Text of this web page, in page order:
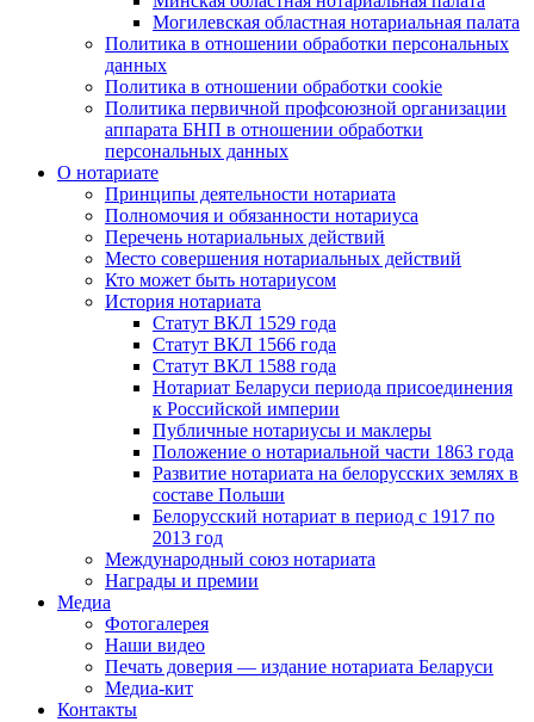
Могилевская областная нотариальная палата
Политика в отношении обработки персональных
данных
Политика в отношении обработки cookie
Политика первичной профсоюзной организации
аппарата БНП в отношении обработки
персональных данных
О нотариате
Принципы деятельности нотариата
Полномочия и обязанности нотариуса
Перечень нотариальных действий
Место совершения нотариальных действий
Кто может быть нотариусом
История нотариата
Статут ВКЛ 1529 года
Статут ВКЛ 1566 года
Статут ВКЛ 1588 года
Нотариат Беларуси периода присоединения
к Российской империи
Публичные нотариусы и маклеры
Положение о нотариальной части 1863 года
Развитие нотариата на белорусских землях в
составе Польши
Белорусский нотариат в период с 1917 по
2013 год
Международный союз нотариата
Награды и премии
Медиа
Фотогалерея
Наши видео
Печать доверия — издание нотариата Беларуси
Медиа-кит
Контакты